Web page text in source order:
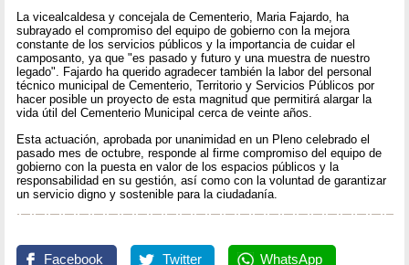
La vicealcaldesa y concejala de Cementerio, Maria Fajardo, ha
subrayado el compromiso del equipo de gobierno con la mejora
constante de los servicios públicos y la importancia de cuidar el
camposanto, ya que "es pasado y futuro y una muestra de nuestro
legado". Fajardo ha querido agradecer también la labor del personal
técnico municipal de Cementerio, Territorio y Servicios Públicos por
hacer posible un proyecto de esta magnitud que permitirá alargar la
vida útil del Cementerio Municipal cerca de veinte años.
Esta actuación, aprobada por unanimidad en un Pleno celebrado el
pasado mes de octubre, responde al firme compromiso del equipo de
gobierno con la puesta en valor de los espacios públicos y la
responsabilidad en su gestión, así como con la voluntad de garantizar
un servicio digno y sostenible para la ciudadanía.
Facebook Twitter WhatsApp